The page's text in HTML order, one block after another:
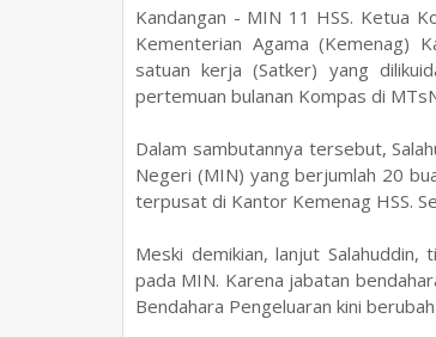
Kandangan - MIN 11 HSS. Ketua
Kementerian Agama (Kemenag)
satuan kerja (Satker) yang
pertemuan bulanan Kompas di
Dalam sambutannya tersebut,
Negeri (MIN) yang berjumlah 20
terpusat di Kantor Kemenag HSS.
Meski demikian, lanjut
pada MIN. Karena jabatan
Bendahara Pengeluaran kini